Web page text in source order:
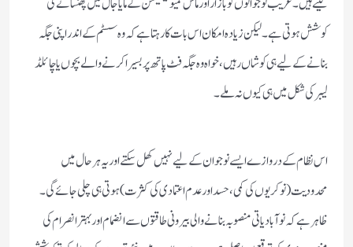
کوشش ہوتی ہے۔لیکن زیادہ امکان اس بات کا رہتاہے کہ وہ سسٹم کے اندر اپنی جگہ
بنانے کے لیے ہی کوشاں رہیں ،خواہ وہ جگہ فٹ پاتھ پر بسیرا کرنے والے بچوں یا چائلڈ
لیبر کی شکل میں ہی کیوں نہ ملے۔
اس نظام کے دروازے ایسے نوجوان کے لیے نہیں کھل سکتے اور یہ ہرحال میں
محدودیت (نوکریوں کی کمی،حسد اور عدم اعتمادی کی کثرت)ہوتی ہی چلی جائے گی۔
ظاہر ہے کہ نو آبادیاتی منصوبہ بنانے والی بیرونی طاقتوں سے انضمام اور بہتر انصرام کی